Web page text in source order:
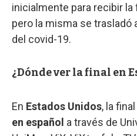
inicialmente para recibir la
pero la misma se trasladó
del covid-19.
¿Dónde ver la final en
En Estados Unidos, la
en español a través de